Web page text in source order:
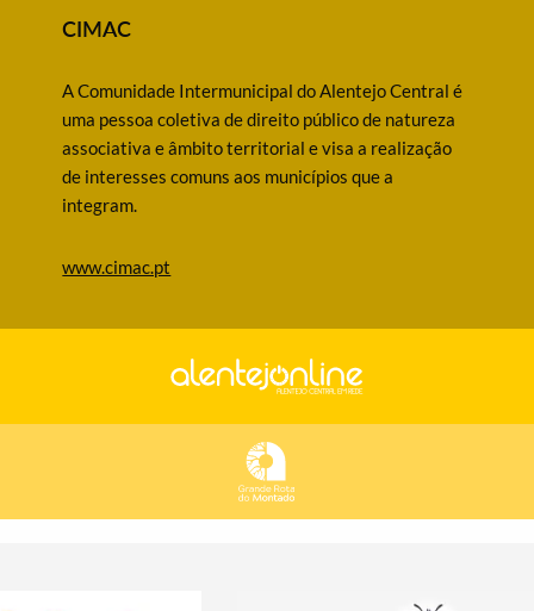
CIMAC
A Comunidade Intermunicipal do Alentejo Central é
uma pessoa coletiva de direito público de natureza
associativa e âmbito territorial e visa a realização
de interesses comuns aos municípios que a
integram.
www.cimac.pt